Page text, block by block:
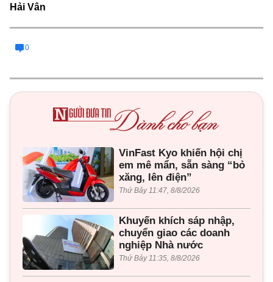
Hải Vân
0
VinFast Kyo khiến hội chị
em mê mẩn, sẵn sàng “bỏ
xăng, lên điện”
Thứ Bảy 11:47, 8/8/2026
Khuyến khích sáp nhập,
chuyển giao các doanh
nghiệp Nhà nước
Thứ Bảy 11:35, 8/8/2026